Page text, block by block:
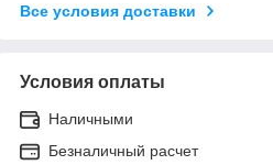
Все условия доставки
Условия оплаты
Наличными
Безналичный расчет